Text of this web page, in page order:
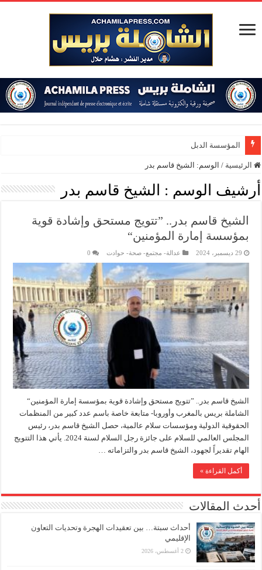
المؤسسة الدبلوماسية
الرئيسية / الوسم: الشيخ قاسم بدر
أرشيف الوسم : الشيخ قاسم بدر
الشيخ قاسم بدر.. ”تتويج مستحق وإشادة قوية
بمؤسسة إمارة المؤمنين“
29 ديسمبر، 2024 عدالة- مجتمع- صحة- حوادت 0
الشيخ قاسم بدر.. ”تتويج مستحق وإشادة قوية بمؤسسة إمارة المؤمنين“
الشاملة بريس بالمغرب وأوروبا- متابعة خاصة باسم عدد كبير من المنظمات
الحقوقية الدولية ومؤسسات سلام عالمية، حصل الشيخ قاسم بدر، رئيس
المجلس العالمي للسلام على جائزة رجل السلام لسنة 2024. يأتي هذا التتويج
الهام تقديراً لجهود، الشيخ قاسم بدر والتزاماته …
أكمل القراءة »
أحدث المقالات
أحداث سبتة… بين تعقيدات الهجرة وتحديات التعاون
الإقليمي
2 أغسطس، 2026